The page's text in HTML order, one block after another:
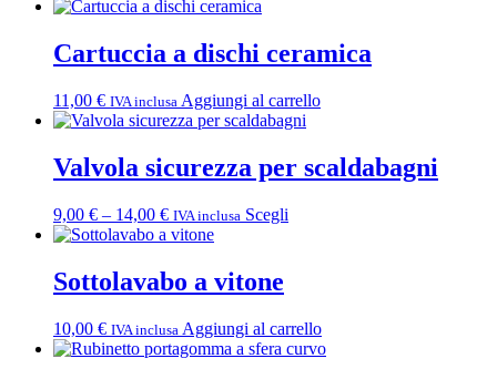
Cartuccia a dischi ceramica
11,00 € IVA inclusa Aggiungi al carrello
Valvola sicurezza per scaldabagni
9,00 € – 14,00 €Fascia
di
9,00 €
14,00 €
IVA inclusa Scegli
opzioni
possono
Sottolavabo a vitone
10,00 € IVA inclusa Aggiungi al carrello